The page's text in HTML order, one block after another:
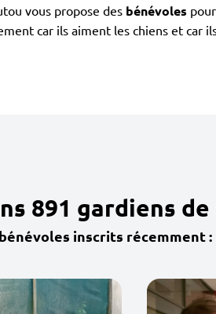
vous propose des bénévoles
car ils aiment les chiens et car
891 gardiens
inscrits récemment :